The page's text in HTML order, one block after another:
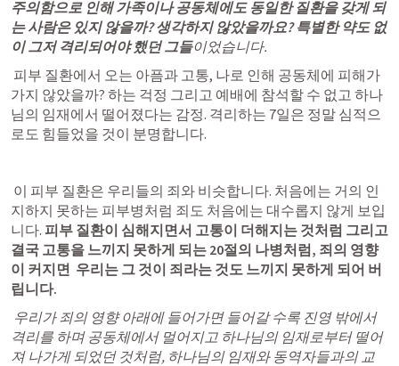
주의함으로 인해 가족이나 공동체에도 동일한 질환을 갖게 되
는 사람은 있지 않을까? 생각하지 않았을까요? 특별한 약도 없
이 그저 격리되어야 했던 그들이었습니다.
가지 않았을까? 하는 걱정 그리고 예배에 참석할 수 없고 하나
님의 임재에서 떨어졌다는 감정. 격리하는 7일은 정말 심적으
로도 힘들었을 것이 분명합니다.
이 피부 질환은 우리들의 죄와 비슷합니다. 처음에는 거의 인
지하지 못하는 피부병처럼 죄도 처음에는 대수롭지 않게 보입
니다. 피부 질환이 심해지면서 고통이 더해지는 것처럼 그리고
결국 고통을 느끼지 못하게 되는 20절의 나병처럼, 죄의 영향
이 커지면  우리는 그 것이 죄라는 것도 느끼지 못하게 되어 버
립니다.
격리를 하며 공동체에서 멀어지고 하나님의 임재로부터 떨어
져 나가게 되었던 것처럼, 하나님의 임재와 동역자들과의 교